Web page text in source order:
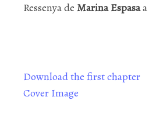
Ressenya de Marina Espasaa
Download the first chapter
Cover Image